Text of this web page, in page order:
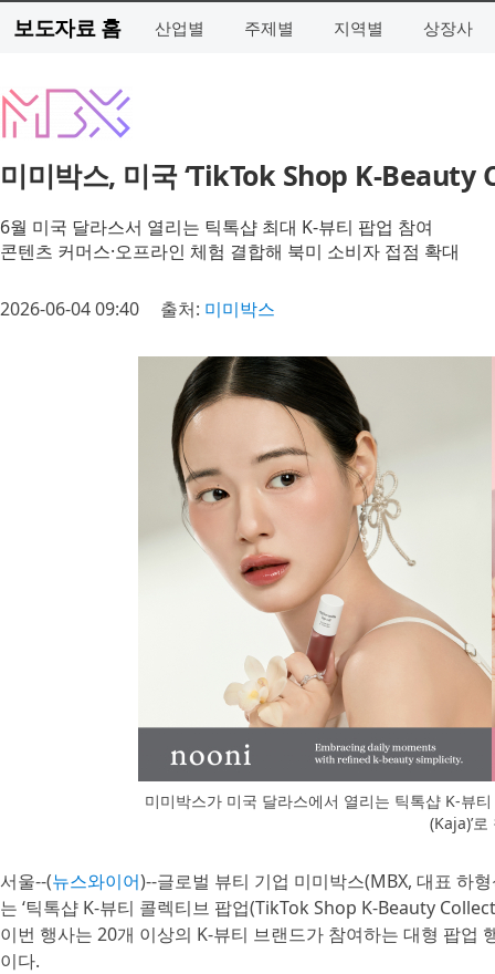
보도자료 홈 산업별 주제별 지역별 상장사
미미박스, 미국 ‘TikTok Shop K-Beauty
6월 미국 달라스서 열리는 틱톡샵 최대 K-뷰티 팝업 참여
콘텐츠 커머스·오프라인 체험 결합해 북미 소비자 접점 확대
2026-06-04 09:40 출처: 미미박스
미미박스가 미국 달라스에서 열리는 틱톡샵 K-뷰
(Kaja)’
서울--(뉴스와이어)--글로벌 뷰티 기업 미미박스(MBX, 대표 하
는 ‘틱톡샵 K-뷰티 콜렉티브 팝업(TikTok Shop K-Beauty
이번 행사는 20개 이상의 K-뷰티 브랜드가 참여하는 대형 팝업
이다.